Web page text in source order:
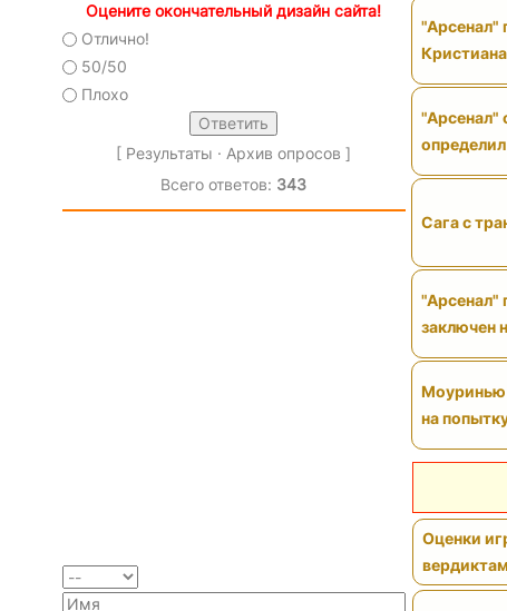
Оцените окончательный дизайн сайта!
Отлично!
50/50
Плохо
[ Результаты · Архив опросов ]
Всего ответов: 343
"Арсенал"
"Арсенал"
Сага с
"Арсенал"
заключен
Моуринью
на
Оценки